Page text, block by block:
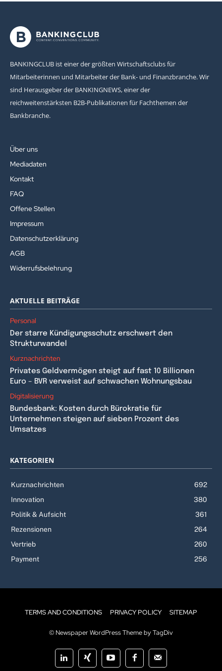
BANKINGCLUB ist einer der größten Wirtschaftsclubs für
Mitarbeiterinnen und Mitarbeiter der Bank- und Finanzbranche. Wir
sind Herausgeber der BANKINGNEWS, einer der
reichweitenstärksten B2B-Publikationen für Fachthemen der
Bankbranche.
Über uns
Mediadaten
Kontakt
FAQ
Offene Stellen
Impressum
Datenschutzerklärung
AGB
Widerrufsbelehrung
AKTUELLE BEITRÄGE
Personal
Der starre Kündigungsschutz erschwert den
Strukturwandel
Kurznachrichten
Privates Geldvermögen steigt auf fast 10 Billionen
Euro – BVR verweist auf schwachen Wohnungsbau
Digitalisierung
Bundesbank: Kosten durch Bürokratie für
Unternehmen steigen auf sieben Prozent des
Umsatzes
KATEGORIEN
Kurznachrichten
692
Innovation
380
Politik & Aufsicht
361
Rezensionen
264
Vertrieb
260
Payment
256
TERMS AND CONDITIONS PRIVACY POLICY SITEMAP
© Newspaper WordPress Theme by TagDiv